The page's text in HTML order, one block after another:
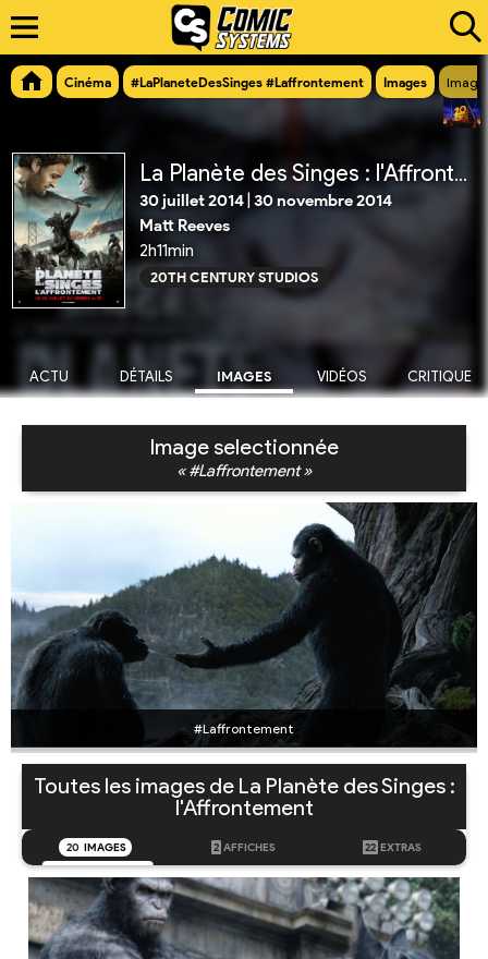
Cinéma #LaPlaneteDesSinges #Laffrontement Images Image
La Planète des Singes : l'Affrontement
30 juillet 2014 30 novembre 2014
Matt Reeves
2h11min
20TH CENTURY STUDIOS
ACTU DÉTAILS IMAGES VIDÉOS CRITIQUE
Image selectionnée
« #Laffrontement »
#Laffrontement
Toutes les images de La Planète des Singes :
l'Affrontement
20 IMAGES 2 AFFICHES 22 EXTRAS